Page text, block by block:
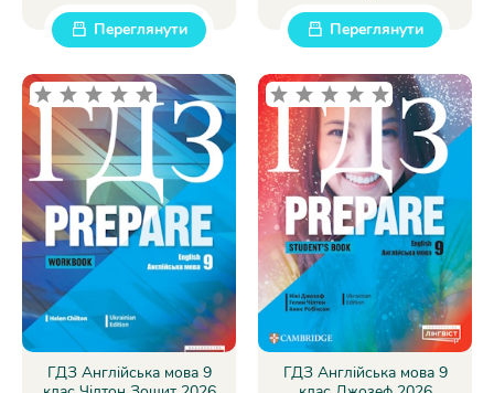
Переглянути
Переглянути
ГДЗ Англійська мова 9
ГДЗ Англійська мова 9